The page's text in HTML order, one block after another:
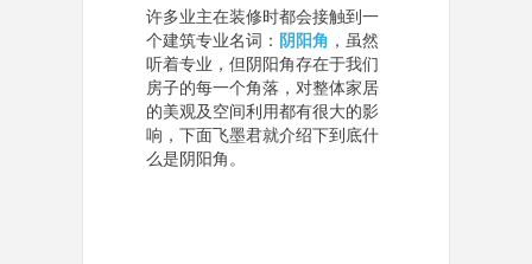
许多业主在装修时都会接触到一
个建筑专业名词： 阴阳角 ，虽然
听着专业，但阴阳角存在于我们
房子的每一个角落，对整体家居
的美观及空间利用都有很大的影
响，下面飞墨君就介绍下到底什
么是阴阳角。